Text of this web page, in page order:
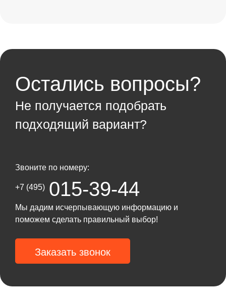
Остались вопросы?
Не получается подобрать
подходящий вариант?
Звоните по номеру:
+7 (495) 015-39-44
Мы дадим исчерпывающую информацию и
поможем сделать правильный выбор!
Заказать звонок